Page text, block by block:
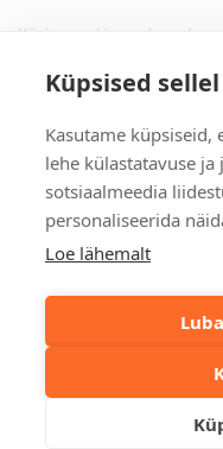
Küpsised
Kasutame
lehe külastatavuse
sotsiaalmeedia
personaliseerida
Loe lähemalt
Küsimused ja vastused
Privaatsuspoliitika
Kontakt
Tulika põik 3, Tallinn
info@kinkston.ee
+372 6989 100
Sotsiaalmeedia
©2026. Kinkston. Kõik